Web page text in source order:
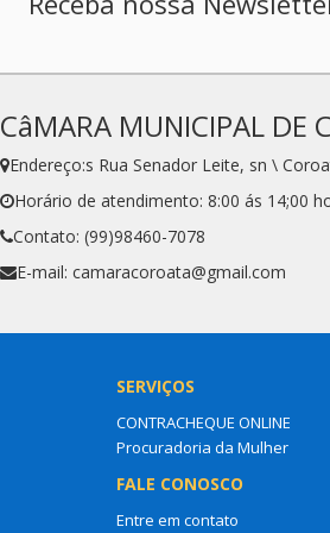
CâMARA MUNICIPAL DE
Endereço:s Rua Senador Leite, sn \
Horário de atendimento: 8:00 ás 14;00
Contato: (99)98460-7078
E-mail: camaracoroata@gmail.com
SERVIÇOS
CONTRACHEQUE ONLINE
Procuradoria da Mulher
FALE CONOSCO
Entre em contato